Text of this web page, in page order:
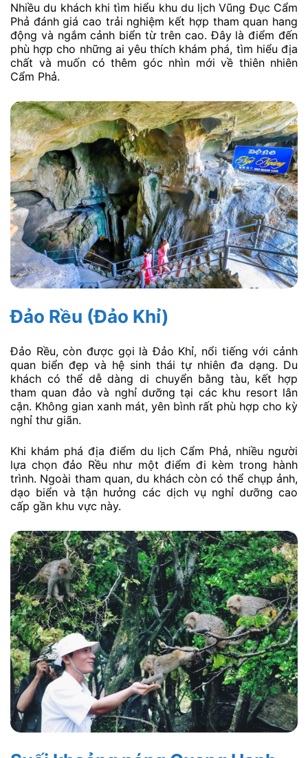
Nhiều du khách khi tìm hiểu khu du lịch Vũng Đục Cẩm
Phả đánh giá cao trải nghiệm kết hợp tham quan hang
động và ngắm cảnh biển từ trên cao. Đây là điểm đến
phù hợp cho những ai yêu thích khám phá, tìm hiểu địa
chất và muốn có thêm góc nhìn mới về thiên nhiên
Cẩm Phả.
Đảo Rều (Đảo Khỉ)
Đảo Rều, còn được gọi là Đảo Khỉ, nổi tiếng với cảnh
quan biển đẹp và hệ sinh thái tự nhiên đa dạng. Du
khách có thể dễ dàng di chuyển bằng tàu, kết hợp
tham quan đảo và nghỉ dưỡng tại các khu resort lân
cận. Không gian xanh mát, yên bình rất phù hợp cho kỳ
nghỉ thư giãn.
Khi khám phá địa điểm du lịch Cẩm Phả, nhiều người
lựa chọn đảo Rều như một điểm đi kèm trong hành
trình. Ngoài tham quan, du khách còn có thể chụp ảnh,
dạo biển và tận hưởng các dịch vụ nghỉ dưỡng cao
cấp gần khu vực này.